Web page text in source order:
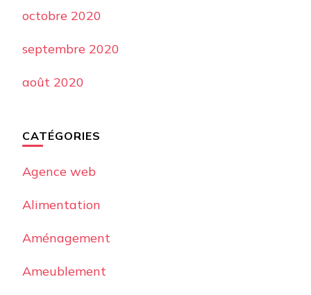
octobre 2020
septembre 2020
août 2020
CATÉGORIES
Agence web
Alimentation
Aménagement
Ameublement